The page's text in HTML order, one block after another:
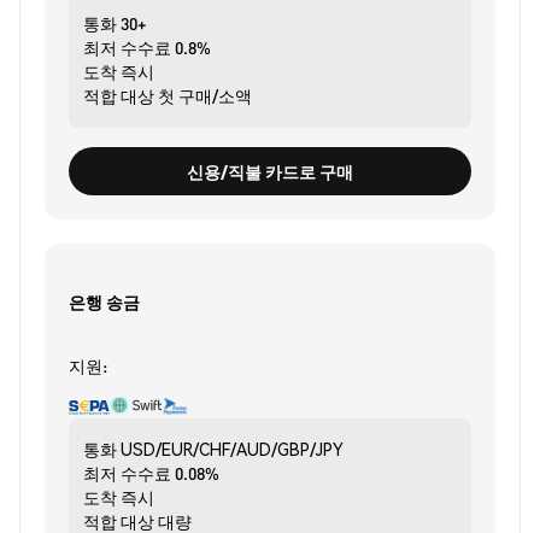
통화30+
최저 수수료 0.8%
도착 즉시
적합 대상 첫 구매/소액
신용/직불 카드로 구매
은행 송금
지원:
통화USD/EUR/CHF/AUD/GBP/JPY
최저 수수료 0.08%
도착 즉시
적합 대상대량